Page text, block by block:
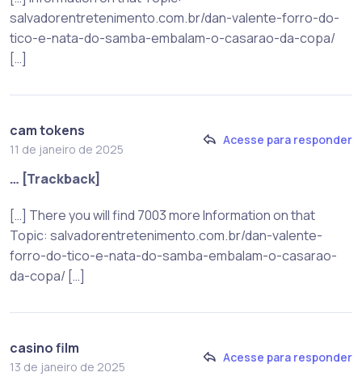
salvadorentretenimento.com.br/dan-valente-forro-do-
tico-e-nata-do-samba-embalam-o-casarao-da-copa/
[…]
cam tokens
11 de janeiro de 2025
Acesse para responder
… [Trackback]
[…] There you will find 7003 more Information on that
Topic: salvadorentretenimento.com.br/dan-valente-
forro-do-tico-e-nata-do-samba-embalam-o-casarao-
da-copa/ […]
casino film
13 de janeiro de 2025
Acesse para responder